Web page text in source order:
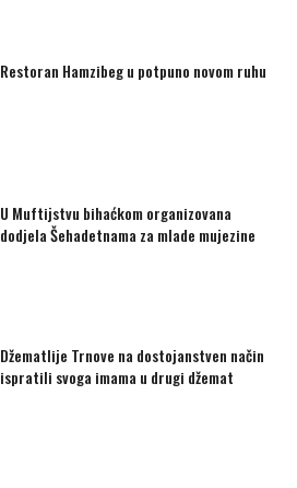
Restoran Hamzibeg u potpuno novom ruhu
U Muftijstvu bihaćkom organizovana
dodjela Šehadetnama za mlade mujezine
Džematlije Trnove na dostojanstven način
ispratili svoga imama u drugi džemat